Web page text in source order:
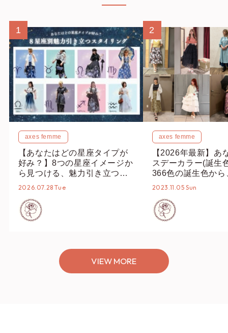
1
axes femme
【あなたはどの星座タイプが
好み？】8つの星座イメージか
ら見つける、魅力引き立つス
タイリング♡
2026.07.28 Tue
2
axes femme
【2026年最新】あ
スデーカラー(誕生
366色の誕生色から
誕生色、バースデ
2023.11.05 Sun
VIEW MORE